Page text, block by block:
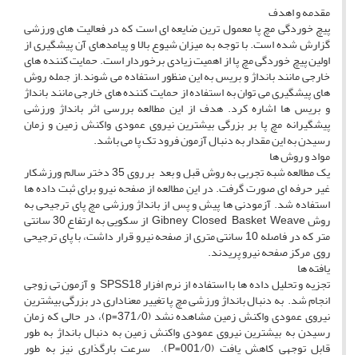
مقدمه و اهدف
پیچ خوردگی مچ پا معمول ترین ضایعه ای است که در فعالیت های ورزشی
گزارش شده است. با توجه به میزان شیوع بالا و پیامدهای آن پیشگیری از
اولین پیچ خوردگی مچ پا از اهمیت زیادی برخوردار است. حمایت کننده های
خارجی مانند بانداژ و بریس به این منظور استفاده می شوند.از جمله روش
های پیشگیری می توان به استفاده از حمایت کننده های خارجی مانند بانداژ
و بریس ها اشاره کرد. هدف از این مطالعه بررسی اثر بانداژ ورزشی
پیشگیرانه مچ پا بر بزرگی بیشترین نیروی عمودی واکنش زمین و زمان
رسیدن به این مقدار به دنبال آزمون فرود تک پا می باشد.
مواد و روش ها
یک مطالعه شبه تجربی به روش قبل و بعد بر روی 35 دختر سالم ورزشکار
غیر حرفه ای صورت گرفت. در این مطالعه از صفحه نیرو برای ثبت داده ها
استفاده شد. آزمودنی ها پیش و پس از بانداژ ورزشی مچ پای ترجیحی به
روش Gibney Closed Basket Weave از سکویی به ارتفاع 30 سانتی
متر که در فاصله 10 سانتی متری از صفحه نیرو قرار داشت، با پای ترجیحی
روی مرکز صفحه نیرو پریدند.
یافته ها
تجزیه و تحلیل داده ها با استفاده از نرم افزار SPSS18 و آزمون تی زوجی
انجام شد. به دنبال بانداژ ورزشی مچ پا تغییر معناداری در بزرگی بیشترین
نیروی عمودی واکنش زمین مشاهده نشد (371/0=p)، در حالی که زمان
رسیدن به بیشترین نیروی عمودی واکنش زمین به دنبال بانداژ به طور
قابل توجهی کاهش یافت (001/0=P). سرعت بارگذاری نیز به طور